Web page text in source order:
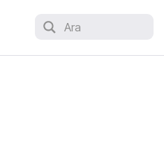
Ara